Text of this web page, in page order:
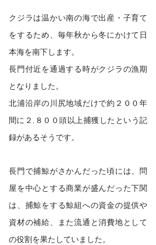
クジラは温かい南の海で出産・子育て
をするため、毎年秋から冬にかけて日
本海を南下します。
長門付近を通過する時がクジラの漁期
となりました。
北浦沿岸の川尻地域だけで約２００年
間に２,８００頭以上捕獲したという記
録があるそうです。
長門で捕鯨がさかんだった頃には、問
屋を中心とする商業が盛んだった下関
は、捕鯨をする鯨組への資金の提供や
資材の補給、また流通と消費地として
の役割を果たしていました。